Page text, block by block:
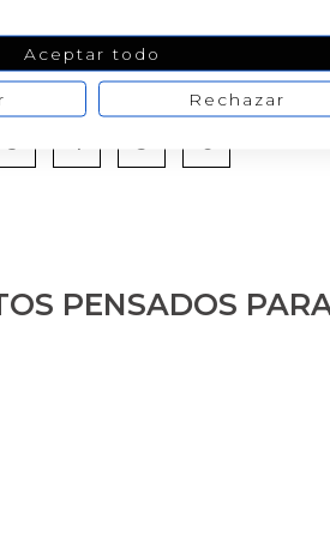
3 4 5 6
PENSADOS
Aceptar todo
Rechazar